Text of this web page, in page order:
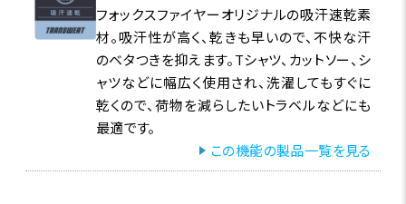
フォックスファイヤーオリジナルの吸汗速乾素
材。吸汗性が高く、乾きも早いので、不快な汗
のベタつきを抑えます。Tシャツ、カットソー、シ
ャツなどに幅広く使用され、洗濯してもすぐに
乾くので、荷物を減らしたいトラベルなどにも
最適です。
この機能の製品一覧を見る